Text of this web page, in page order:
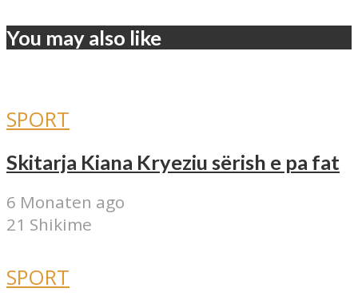
You may also like
SPORT
Skitarja Kiana Kryeziu sërish e pa fat
6 Monaten ago
21 Shikime
SPORT